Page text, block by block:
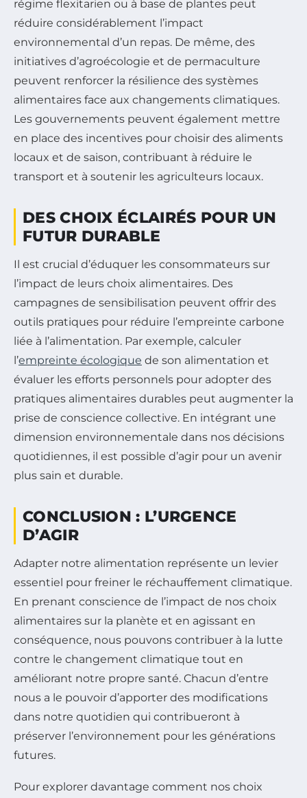
régime flexitarien ou à base de plantes peut
réduire considérablement l’impact
environnemental d’un repas. De même, des
initiatives d’agroécologie et de permaculture
peuvent renforcer la résilience des systèmes
alimentaires face aux changements climatiques.
Les gouvernements peuvent également mettre
en place des incentives pour choisir des aliments
locaux et de saison, contribuant à réduire le
transport et à soutenir les agriculteurs locaux.
DES CHOIX ÉCLAIRÉS POUR UN
FUTUR DURABLE
Il est crucial d’éduquer les consommateurs sur
l’impact de leurs choix alimentaires. Des
campagnes de sensibilisation peuvent offrir des
outils pratiques pour réduire l’empreinte carbone
liée à l’alimentation. Par exemple, calculer
l’empreinte écologique de son alimentation et
évaluer les efforts personnels pour adopter des
pratiques alimentaires durables peut augmenter la
prise de conscience collective. En intégrant une
dimension environnementale dans nos décisions
quotidiennes, il est possible d’agir pour un avenir
plus sain et durable.
CONCLUSION : L’URGENCE
D’AGIR
Adapter notre alimentation représente un levier
essentiel pour freiner le réchauffement climatique.
En prenant conscience de l’impact de nos choix
alimentaires sur la planète et en agissant en
conséquence, nous pouvons contribuer à la lutte
contre le changement climatique tout en
améliorant notre propre santé. Chacun d’entre
nous a le pouvoir d’apporter des modifications
dans notre quotidien qui contribueront à
préserver l’environnement pour les générations
futures.
Pour explorer davantage comment nos choix